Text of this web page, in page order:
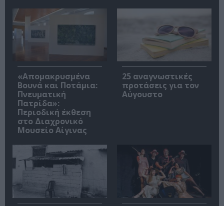
«Απομακρυσμένα
Βουνά και Ποτάμια:
Πνευματική
Πατρίδα»:
Περιοδική έκθεση
στο Διαχρονικό
Μουσείο Αίγινας
25 αναγνωστικές
προτάσεις για τον
Αύγουστο